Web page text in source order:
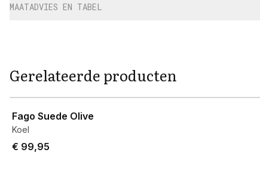
MAATADVIES EN TABEL
Gerelateerde producten
Fago Suede Olive
Koel
€ 99,95